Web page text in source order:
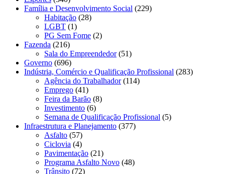
Família e Desenvolvimento Social (229)
Habitação (28)
LGBT (1)
PG Sem Fome (2)
Fazenda (216)
Sala do Empreendedor(51)
Governo (696)
Indústria, Comércio e Qualificação Profissional (283)
Agência do Trabalhador(114)
Emprego (41)
Feira da Barão (8)
Investimento (6)
Semana de Qualificação Profissional (5)
Infraestrutura e Planejamento (377)
Asfalto (57)
Ciclovia (4)
Pavimentação (21)
Programa Asfalto Novo (48)
Trânsito (72)